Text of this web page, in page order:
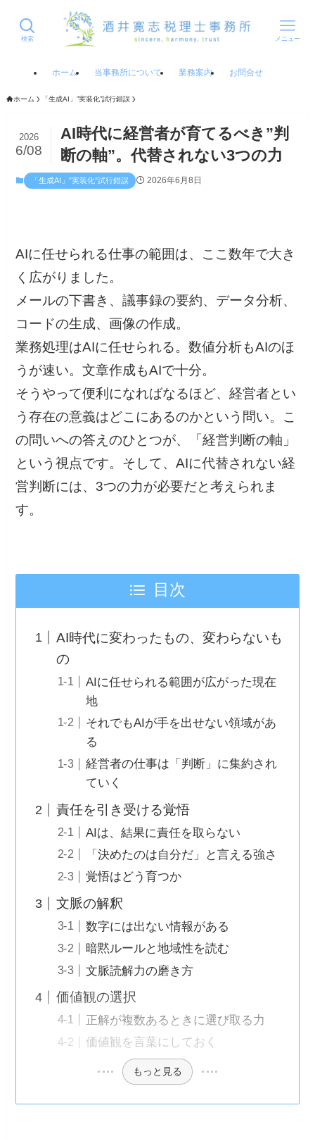
検索 メニュー
ホーム 当事務所について 業務案内 お問合せ
ホーム 「生成AI」”実装化”試行錯誤
AI時代に経営者が育てるべき”判
断の軸”。代替されない3つの力
2026
6/08
「生成AI」”実装化”試行錯誤 2026年6月8日
AIに任せられる仕事の範囲は、ここ数年で大き
く広がりました。
メールの下書き、議事録の要約、データ分析、
コードの生成、画像の作成。
業務処理はAIに任せられる。数値分析もAIのほ
うが速い。文章作成もAIで十分。
そうやって便利になればなるほど、経営者とい
う存在の意義はどこにあるのかという問い。こ
の問いへの答えのひとつが、「経営判断の軸」
という視点です。そして、AIに代替されない経
営判断には、3つの力が必要だと考えられま
す。
目次
AI時代に変わったもの、変わらないも
の
AIに任せられる範囲が広がった現在
地
それでもAIが手を出せない領域があ
る
経営者の仕事は「判断」に集約され
ていく
責任を引き受ける覚悟
AIは、結果に責任を取らない
「決めたのは自分だ」と言える強さ
覚悟はどう育つか
文脈の解釈
数字には出ない情報がある
暗黙ルールと地域性を読む
文脈読解力の磨き方
価値観の選択
正解が複数あるときに選び取る力
価値観を言葉にしておく
もっと見る